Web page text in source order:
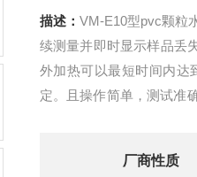
描述： VM-E10型pvc颗粒
续测量并即时显示样品丢
外加热可以最短时间内达
定。且操作简单，测试准
厂商性质